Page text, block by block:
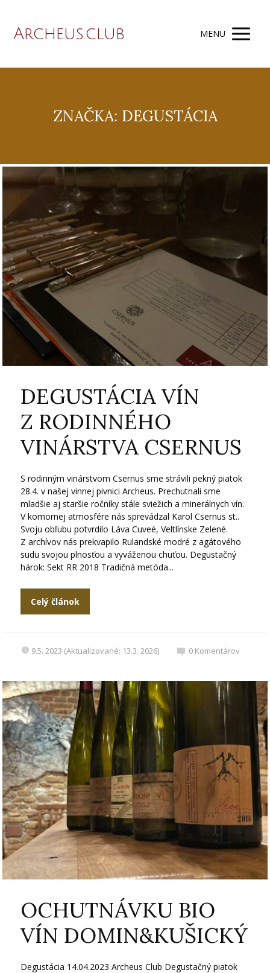
Archeus.club MENU
ZNAČKA: DEGUSTÁCIA
DEGUSTÁCIA VÍN
Z RODINNÉHO
VINÁRSTVA CSERNUS
S rodinným vinárstvom Csernus sme strávili pekný piatok
28.4. v našej vinnej pivnici Archeus. Prechutnali sme
mladšie aj staršie ročníky stále sviežich a minerálnych vín.
V komornej atmosfére nás sprevádzal Karol Csernus st..
Svoju obľubu potvrdilo Láva Cuveé, Veltlínske Zelené.
Z archívov nás prekvapilo Rulandské modré z agátového
sudu svojou plnosťou a vyváženou chuťou. Degustačný
hárok: Sekt RR 2018 Tradičná metóda...
Celý článok
9.5. 2023 (Aktualizované: 13.3. 2026) 0 Komentárov
OCHUTNÁVKU BIO
VÍN DOMIN&KUŠICKÝ
Degustácia 14.04.2023 Archeus Club Degustačný piatok